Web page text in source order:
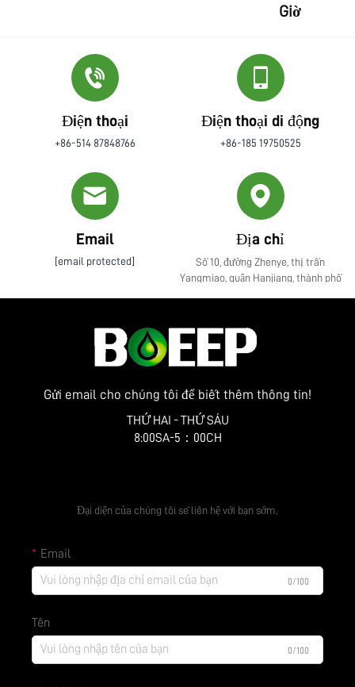
Giờ
Điện thoại
+86-514 87848766
Điện thoại di động
+86-185 19750525
Email
[email protected]
Địa chỉ
Số 10, đường Zhenye, thị trấn
Yangmiao, quận Hanjiang, thành phố
Gửi email cho chúng tôi để biết thêm thông tin!
THỨ HAI - THỨ SÁU
8:00SA-5：00CH
Đại diện của chúng tôi sẽ liên hệ với bạn sớm.
Email
0/100
Tên
0/100